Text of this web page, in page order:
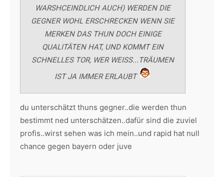
WARSHCEINDLICH AUCH) WERDEN DIE
GEGNER WOHL ERSCHRECKEN WENN SIE
MERKEN DAS THUN DOCH EINIGE
QUALITÄTEN HAT, UND KOMMT EIN
SCHNELLES TOR, WER WEISS...TRÄUMEN
IST JA IMMER ERLAUBT
du unterschätzt thuns gegner..die werden thun
bestimmt ned unterschätzen..dafür sind die zuviel
profis..wirst sehen was ich mein..und rapid hat null
chance gegen bayern oder juve